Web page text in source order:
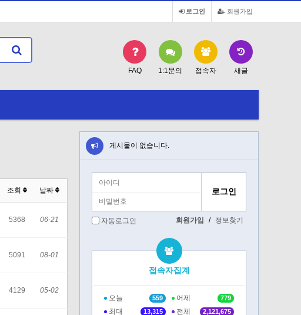
회원가입
로그인
FAQ 1:1문의 접속자 새글
조회 날짜
5368 06-21
5091 08-01
4129 05-02
게시물이 없습니다.
자동로그인 회원가입 / 정보찾기
접속자집계
오늘 559 어제 779
최대 13,315 전체 2,121,675